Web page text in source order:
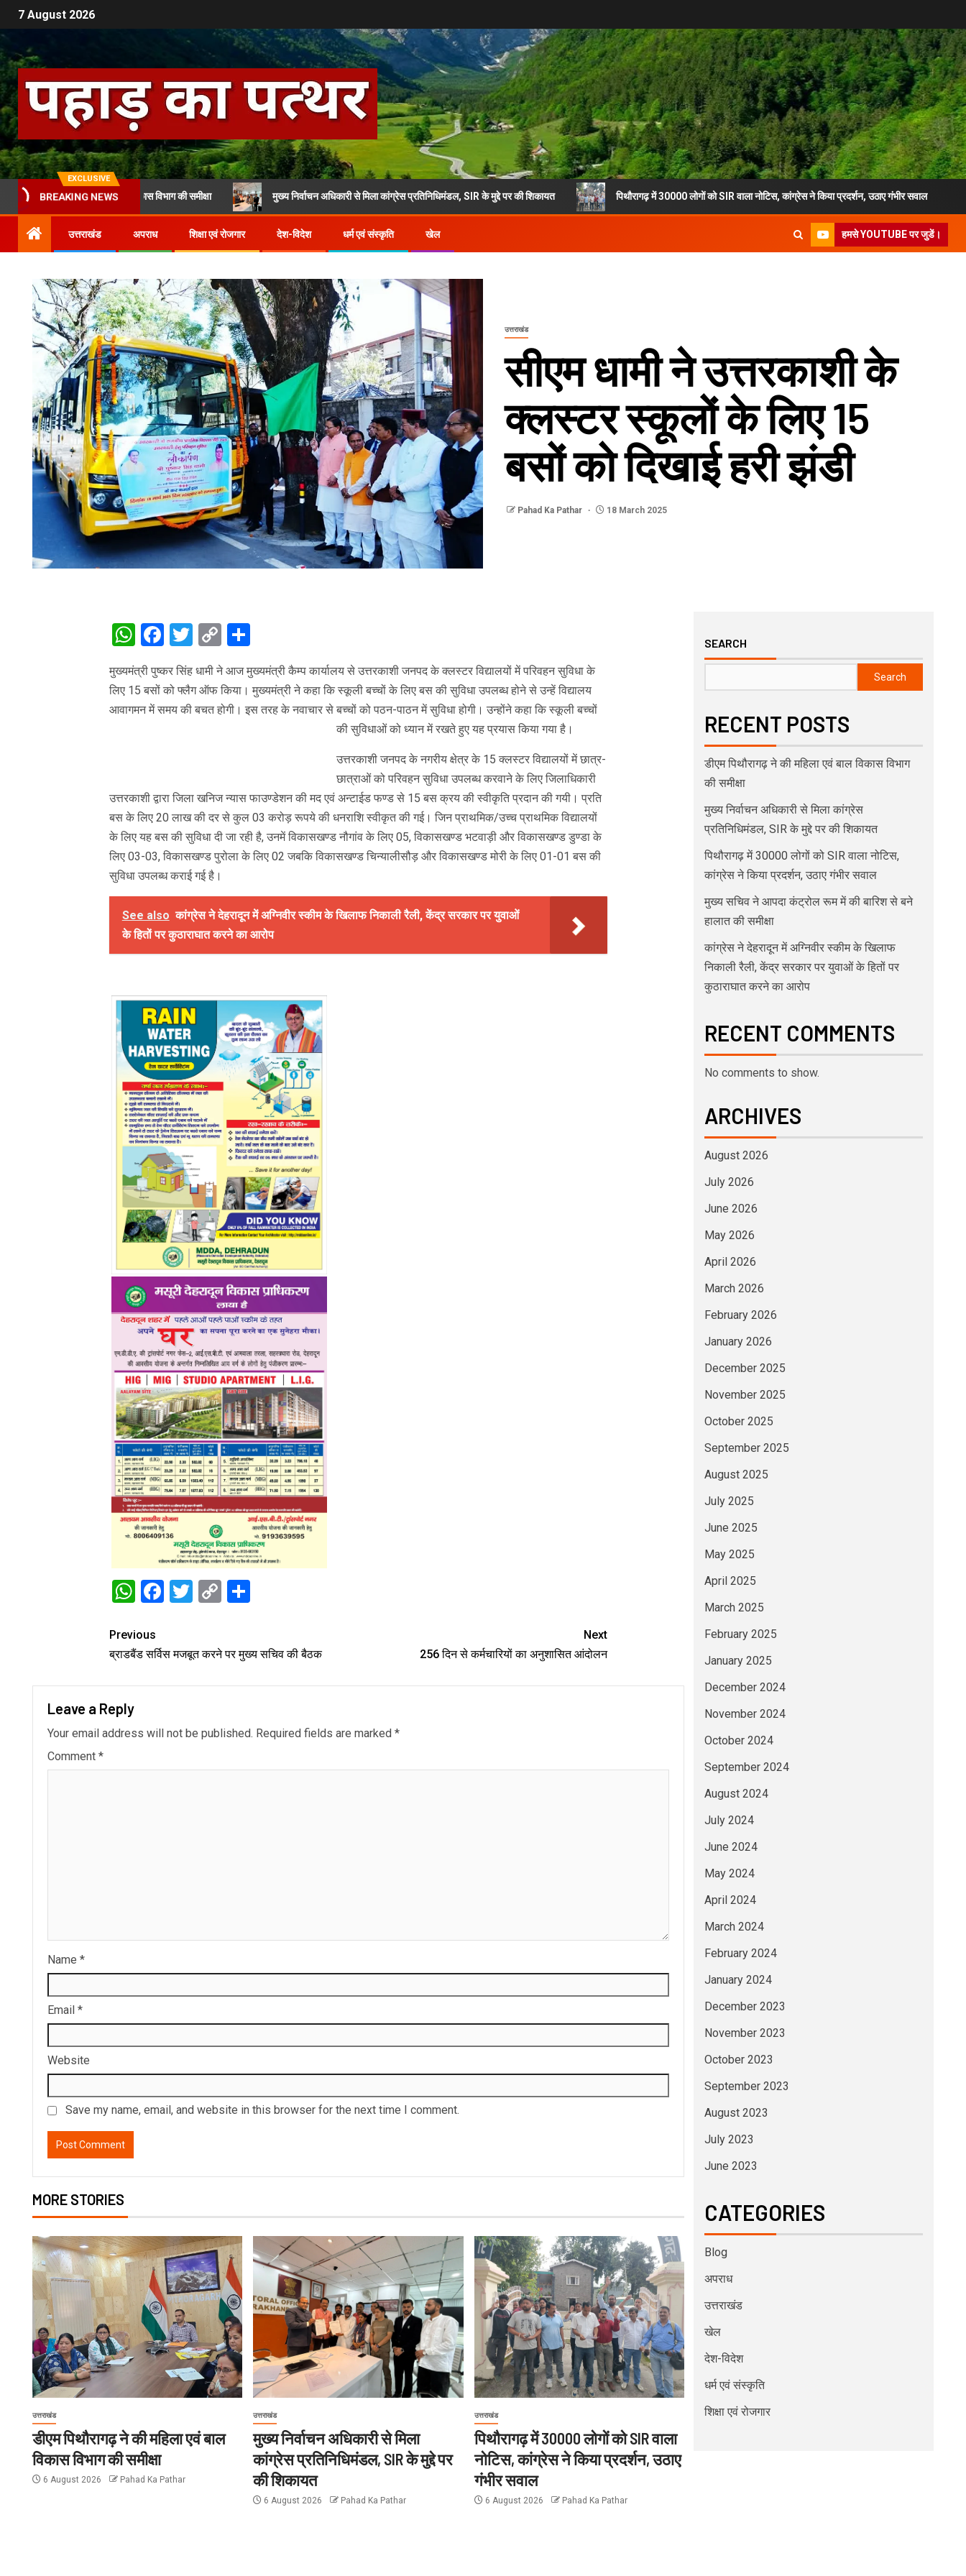
7 August 2026
EXCLUSIVE
BREAKING NEWS
ने की महिला एवं बाल विकास विभाग की समीक्षा मुख्य निर्वाचन अधिकारी से मिला कांग्रेस प्रतिनिधिमंडल, SIR के मुद्दे पर की शिकायत पिथौरागढ़ में 30000 लोगों को SIR वाला नोटिस, कांग्रेस ने किया प्रदर्शन, उठाए गंभीर सवाल
उत्तराखंड अपराध शिक्षा एवं रोजगार देश-विदेश धर्म एवं संस्कृति खेल हमसे YOUTUBE पर जुडें।
उत्तराखंड
सीएम धामी ने उत्तरकाशी के
क्लस्टर स्कूलों के लिए 15
बसों को दिखाई हरी झंडी
Pahad Ka Pathar 18 March 2025
WhatsApp
Facebook
Twitter
CopyShare
मुख्यमंत्री पुष्कर सिंह धामी ने आज मुख्यमंत्री कैम्प कार्यालय से उत्तरकाशी जनपद के क्लस्टर विद्यालयों में परिवहन सुविधा के
लिए 15 बसों को फ्लैग ऑफ किया। मुख्यमंत्री ने कहा कि स्कूली बच्चों के लिए बस की सुविधा उपलब्ध होने से उन्हें विद्यालय
आवागमन में समय की बचत होगी। इस तरह के नवाचार से बच्चों को पठन-पाठन में सुविधा होगी। उन्होंने कहा कि स्कूली बच्चों
की सुविधाओं को ध्यान में रखते हुए यह प्रयास किया गया है।
उत्तरकाशी जनपद के नगरीय क्षेत्र के 15 क्लस्टर विद्यालयों में छात्र-
छात्राओं को परिवहन सुविधा उपलब्ध करवाने के लिए जिलाधिकारी
उत्तरकाशी द्वारा जिला खनिज न्यास फाउण्डेशन की मद एवं अन्टाईड फण्ड से 15 बस क्रय की स्वीकृति प्रदान की गयी। प्रति
बस के लिए 20 लाख की दर से कुल 03 करोड़ रूपये की धनराशि स्वीकृत की गई। जिन प्राथमिक/उच्च प्राथमिक विद्यालयों
के लिए यह बस की सुविधा दी जा रही है, उनमें विकासखण्ड नौगांव के लिए 05, विकासखण्ड भटवाड़ी और विकासखण्ड डुण्डा के
लिए 03-03, विकासखण्ड पुरोला के लिए 02 जबकि विकासखण्ड चिन्यालीसौड़ और विकासखण्ड मोरी के लिए 01-01 बस की
सुविधा उपलब्ध कराई गई है।
See also कांग्रेस ने देहरादून में अग्निवीर स्कीम के खिलाफ निकाली रैली, केंद्र सरकार पर युवाओं
के हितों पर कुठाराघात करने का आरोप
WhatsApp
Facebook
Twitter
CopyShare
Previous
ब्राडबैंड सर्विस मजबूत करने पर मुख्य सचिव की बैठक
Next
256 दिन से कर्मचारियों का अनुशासित आंदोलन
Leave a Reply
Your email address will not be published. Required fields are marked *
Comment *
Name *
Email *
Website
Save my name, email, and website in this browser for the next time I comment.
MORE STORIES
उत्तराखंड
डीएम पिथौरागढ़ ने की महिला एवं बाल
विकास विभाग की समीक्षा
6 August 2026 Pahad Ka Pathar
उत्तराखंड
मुख्य निर्वाचन अधिकारी से मिला
कांग्रेस प्रतिनिधिमंडल, SIR के मुद्दे पर
की शिकायत
6 August 2026 Pahad Ka Pathar
उत्तराखंड
पिथौरागढ़ में 30000 लोगों को SIR वाला
नोटिस, कांग्रेस ने किया प्रदर्शन, उठाए
गंभीर सवाल
6 August 2026 Pahad Ka Pathar
SEARCH
Search
RECENT POSTS
डीएम पिथौरागढ़ ने की महिला एवं बाल विकास विभाग
की समीक्षा
मुख्य निर्वाचन अधिकारी से मिला कांग्रेस
प्रतिनिधिमंडल, SIR के मुद्दे पर की शिकायत
पिथौरागढ़ में 30000 लोगों को SIR वाला नोटिस,
कांग्रेस ने किया प्रदर्शन, उठाए गंभीर सवाल
मुख्य सचिव ने आपदा कंट्रोल रूम में की बारिश से बने
हालात की समीक्षा
कांग्रेस ने देहरादून में अग्निवीर स्कीम के खिलाफ
निकाली रैली, केंद्र सरकार पर युवाओं के हितों पर
कुठाराघात करने का आरोप
RECENT COMMENTS
No comments to show.
ARCHIVES
August 2026
July 2026
June 2026
May 2026
April 2026
March 2026
February 2026
January 2026
December 2025
November 2025
October 2025
September 2025
August 2025
July 2025
June 2025
May 2025
April 2025
March 2025
February 2025
January 2025
December 2024
November 2024
October 2024
September 2024
August 2024
July 2024
June 2024
May 2024
April 2024
March 2024
February 2024
January 2024
December 2023
November 2023
October 2023
September 2023
August 2023
July 2023
June 2023
CATEGORIES
Blog
अपराध
उत्तराखंड
खेल
देश-विदेश
धर्म एवं संस्कृति
शिक्षा एवं रोजगार